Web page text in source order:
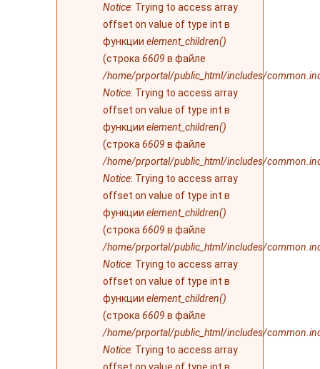
Notice: Trying to access array
offset on value of type int в
функции element_children()
(строка 6609 в файле
/home/prportal/public_html/includes/
Notice: Trying to access array
offset on value of type int в
функции element_children()
(строка 6609 в файле
/home/prportal/public_html/includes/
Notice: Trying to access array
offset on value of type int в
функции element_children()
(строка 6609 в файле
/home/prportal/public_html/includes/
Notice: Trying to access array
offset on value of type int в
функции element_children()
(строка 6609 в файле
/home/prportal/public_html/includes/
Notice: Trying to access array